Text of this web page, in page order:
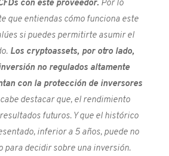
con este proveedor. Por lo
que entiendas cómo funciona este
si puedes permitirte asumir el
Los cryptoassets, por otro lado,
no regulados altamente
con la protección de inversores
destacar que, el rendimiento
futuros. Y que el histórico
inferior a 5 años, puede no
para decidir sobre una inversión.